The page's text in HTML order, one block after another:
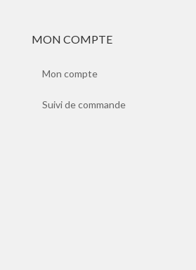
MON COMPTE
Mon compte
Suivi de commande